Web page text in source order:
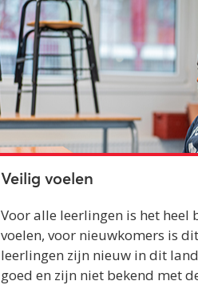
Veilig voelen
Voor alle leerlingen is het heel
voelen, voor nieuwkomers is
leerlingen zijn nieuw in dit
goed en zijn niet bekend met